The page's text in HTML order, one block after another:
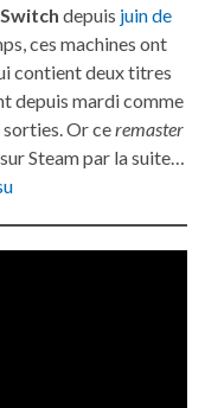
Switch depuis juin de
ces machines ont
contient deux titres
depuis mardi comme
Or ceremaster
Steam par la suite…